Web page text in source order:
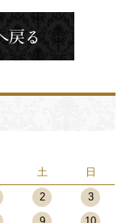
土 日
2
3